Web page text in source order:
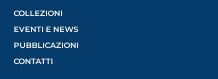
COLLEZIONI
EVENTI E NEWS
PUBBLICAZIONI
CONTATTI